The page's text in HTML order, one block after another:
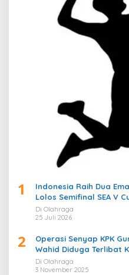
1
Indonesia Raih Dua
Lolos Semifinal SEA V
Bergemuruh
Di Olahraga
25 Juli 2026
2
Operasi Senyap KPK
Wahid Diduga Terlibat
Di Olahraga
3 November 2025